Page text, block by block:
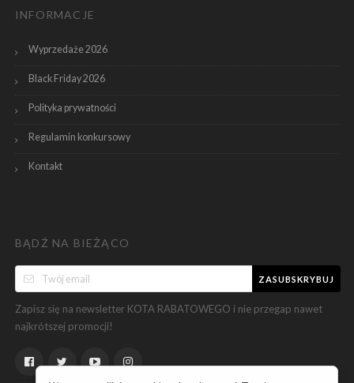
INFORMACJE
Wyprzedaże 2026
Black Friday 2026
Polityka prywatności
Regulamin konkursowy
Kontakt
BĄDŹ NA BIEŻĄCO
ZASUBSKRYBUJ
Zapisz się na newsletter KOTA RABATOWEGO i nie przegap nawet
najkrótszej promocji!